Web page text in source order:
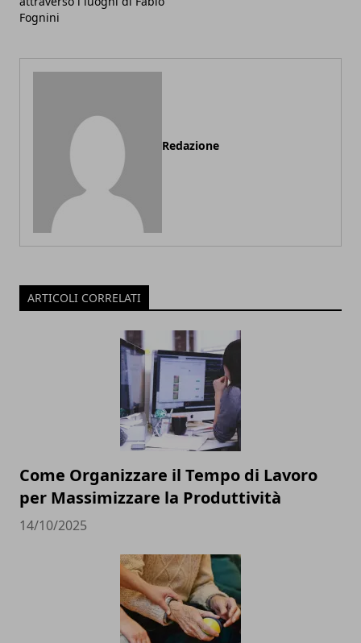
Fognini
Redazione
ARTICOLI CORRELATI
Come Organizzare il Tempo di Lavoro
per Massimizzare la Produttività
14/10/2025